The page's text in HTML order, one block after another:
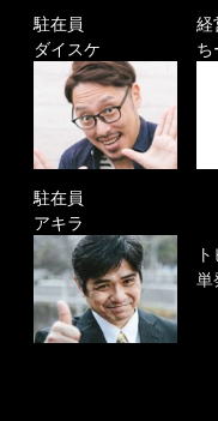
駐在員
ダイスケ
経
ち
駐在員
アキラ
単